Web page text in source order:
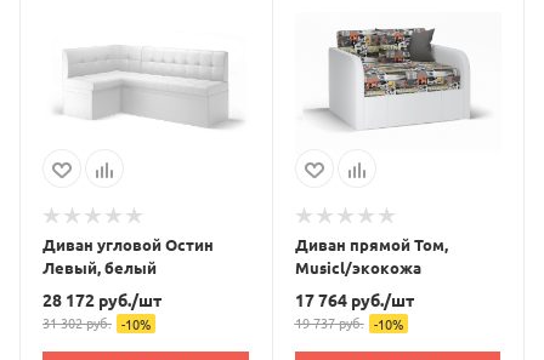
Диван угловой Остин
Левый, белый
28 172 руб./шт
31 302руб. -10%
Диван прямой Том,
Musicl/экокожа
17 764руб./шт
19 737руб. -10%